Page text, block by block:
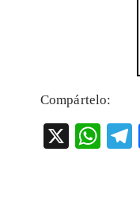
Compártelo:
X
W